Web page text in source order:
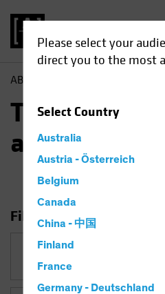
Please select your
direct you to the most
SelectCountry
Australia
Austria - Österreich
Belgium
Canada
China - 中国
Finland
France
Germany - Deutschland
AB
Tutti gli
Filtro di ricerca